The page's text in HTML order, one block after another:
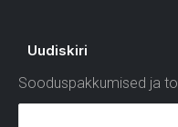
Uudiskiri
Sooduspakkumised ja